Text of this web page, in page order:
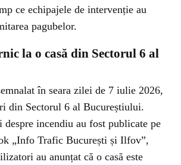
ce echipajele de intervenție au
pagubelor.
la o casă din Sectorul 6 al
în seara zilei de 7 iulie 2026,
din Sectorul 6 al Bucureștiului.
incendiu au fost publicate pe
„Info Trafic București și Ilfov”,
au anunțat că o casă este